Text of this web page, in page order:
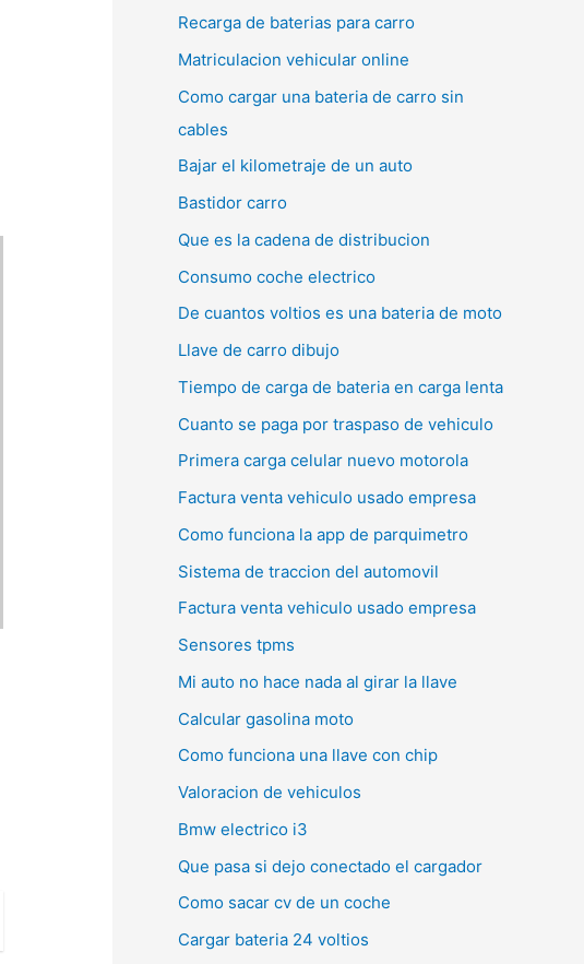
Recarga de baterias para carro
Matriculacion vehicular online
Como cargar una bateria de carro sin
cables
Bajar el kilometraje de un auto
Bastidor carro
Que es la cadena de distribucion
Consumo coche electrico
De cuantos voltios es una bateria de moto
Llave de carro dibujo
Tiempo de carga de bateria en carga lenta
Cuanto se paga por traspaso de vehiculo
Primera carga celular nuevo motorola
Factura venta vehiculo usado empresa
Como funciona la app de parquimetro
Sistema de traccion del automovil
Factura venta vehiculo usado empresa
Sensores tpms
Mi auto no hace nada al girar la llave
Calcular gasolina moto
Como funciona una llave con chip
Valoracion de vehiculos
Bmw electrico i3
Que pasa si dejo conectado el cargador
Como sacar cv de un coche
Cargar bateria 24 voltios